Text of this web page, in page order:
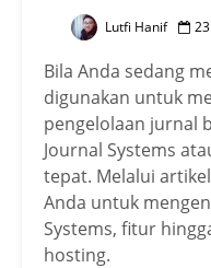
Lutfi Hanif
Bila Anda sedang
digunakan untuk
pengelolaan jurnal
Journal Systems
tepat. Melalui
Anda untuk
Systems, fitur
hosting.